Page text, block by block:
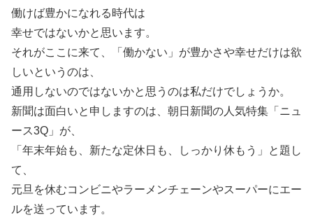
働けば豊かになれる時代は
幸せではないかと思います。
それがここに来て、「働かない」が豊かさや幸せだけは欲
しいというのは、
通用しないのではないかと思うのは私だけでしょうか。
新聞は面白いと申しますのは、朝日新聞の人気特集「ニュ
ース3Q」が、
「年末年始も、新たな定休日も、しっかり休もう」と題し
て、
元旦を休むコンビニやラーメンチェーンやスーパーにエー
ルを送っています。